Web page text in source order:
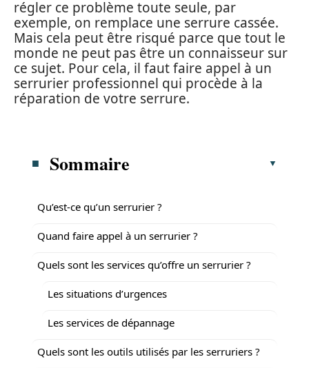
régler ce problème toute seule, par
exemple, on remplace une serrure cassée.
Mais cela peut être risqué parce que tout le
monde ne peut pas être un connaisseur sur
ce sujet. Pour cela, il faut faire appel à un
serrurier professionnel qui procède à la
réparation de votre serrure.
Sommaire
Qu’est-ce qu’un serrurier ?
Quand faire appel à un serrurier ?
Quels sont les services qu’offre un serrurier ?
Les situations d’urgences
Les services de dépannage
Quels sont les outils utilisés par les serruriers ?